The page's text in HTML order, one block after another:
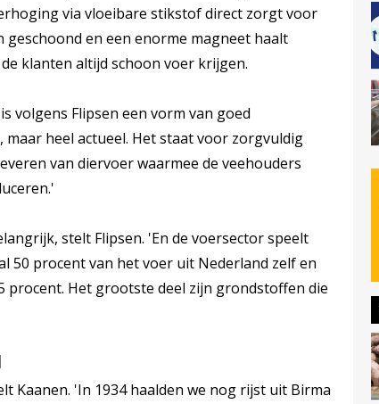
via vloeibare stikstof direct zorgt voor
en een enorme magneet haalt
klanten altijd schoon voer krijgen.
volgens Flipsen een vorm van goed
heel actueel. Het staat voor zorgvuldig
van diervoer waarmee de veehouders
stelt Flipsen. 'En de voersector speelt
50 procent van het voer uit Nederland zelf en
procent. Het grootste deel zijn grondstoffen die
Kaanen. 'In 1934 haalden we nog rijst uit Birma